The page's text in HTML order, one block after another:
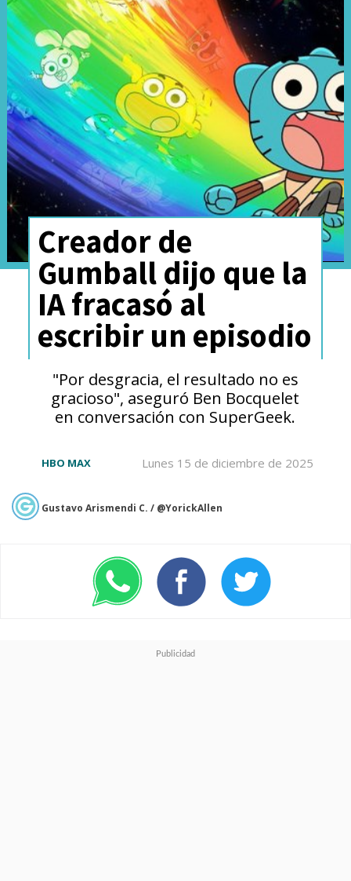
Creador de
Gumball dijo que la
IA fracasó al
escribir un episodio
"Por desgracia, el resultado no es
gracioso", aseguró Ben Bocquelet
en conversación con SuperGeek.
Lunes 15 de diciembre de 2025
HBO MAX
Gustavo Arismendi C. / @YorickAllen